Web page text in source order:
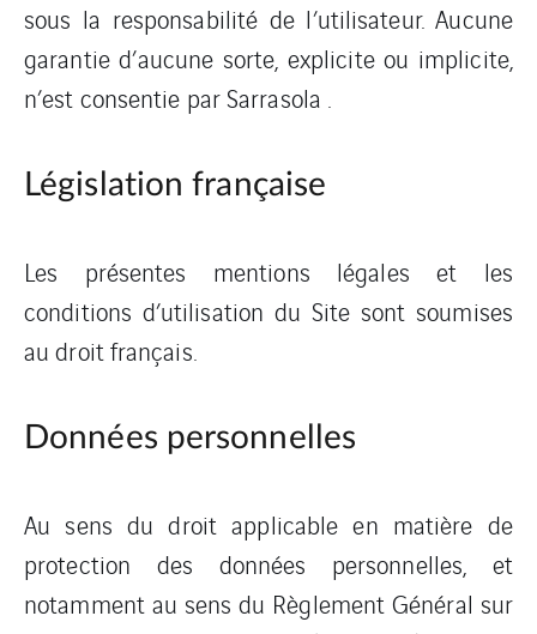
sous la responsabilité de l’utilisateur. Aucune
garantie d’aucune sorte, explicite ou implicite,
n’est consentie par Sarrasola .
Législation française
Les présentes mentions légales et les
conditions d’utilisation du Site sont soumises
au droit français.
Données personnelles
Au sens du droit applicable en matière de
protection des données personnelles, et
notamment au sens du Règlement Général sur